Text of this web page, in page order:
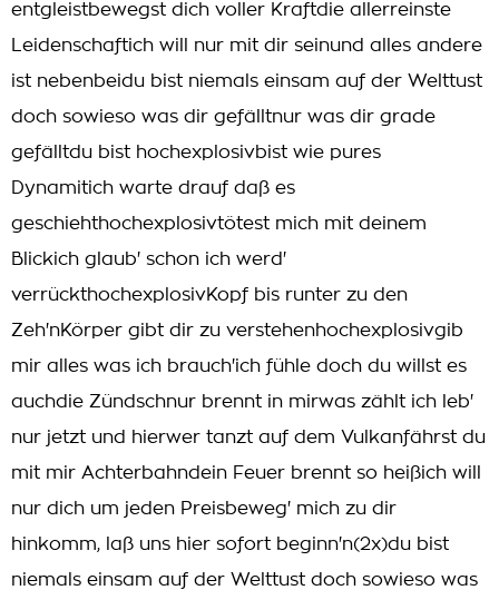
entgleistbewegst dich voller Kraftdie allerreinste
Leidenschaftich will nur mit dir seinund alles andere
ist nebenbeidu bist niemals einsam auf der Welttust
doch sowieso was dir gefälltnur was dir grade
gefälltdu bist hochexplosivbist wie pures
Dynamitich warte drauf daß es
geschiehthochexplosivtötest mich mit deinem
Blickich glaub' schon ich werd'
verrückthochexplosivKopf bis runter zu den
Zeh'nKörper gibt dir zu verstehenhochexplosivgib
mir alles was ich brauch'ich fühle doch du willst es
auchdie Zündschnur brennt in mirwas zählt ich leb'
nur jetzt und hierwer tanzt auf dem Vulkanfährst du
mit mir Achterbahndein Feuer brennt so heißich will
nur dich um jeden Preisbeweg' mich zu dir
hinkomm, laß uns hier sofort beginn'n(2x)du bist
niemals einsam auf der Welttust doch sowieso was